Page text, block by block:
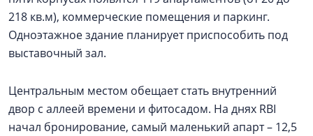
218 кв.м), коммерческие помещения и паркинг.
Одноэтажное здание планирует приспособить под
выставочный зал.
Центральным местом обещает стать внутренний
двор с аллеей времени и фитосадом. На днях RBI
начал бронирование, самый маленький апарт – 12,5